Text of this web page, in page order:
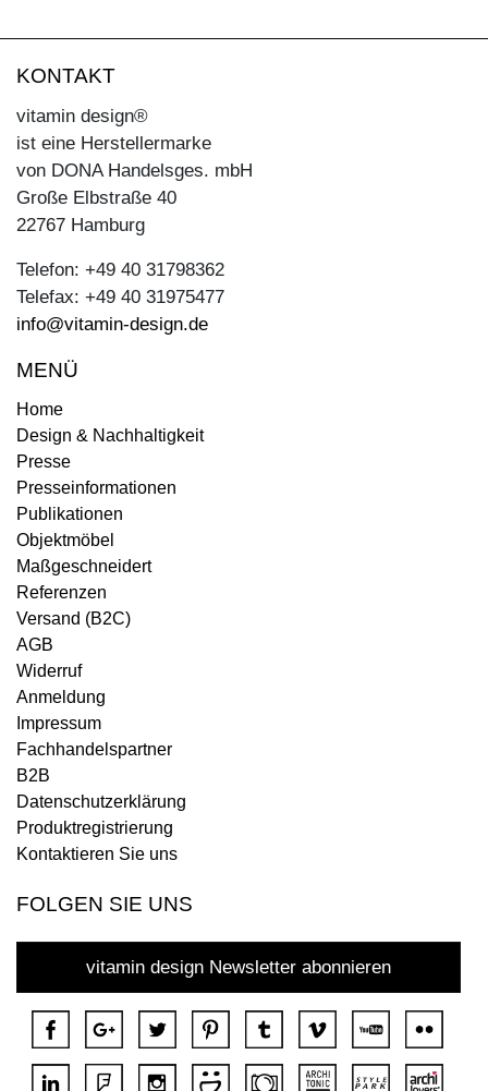
KONTAKT
vitamin design®
ist eine Herstellermarke
von DONA Handelsges. mbH
Große Elbstraße 40
22767 Hamburg
Telefon: +49 40 31798362
Telefax: +49 40 31975477
info@vitamin-design.de
MENÜ
Home
Design & Nachhaltigkeit
Presse
Presseinformationen
Publikationen
Objektmöbel
Maßgeschneidert
Referenzen
Versand (B2C)
AGB
Widerruf
Anmeldung
Impressum
Fachhandelspartner
B2B
Datenschutzerklärung
Produktregistrierung
Kontaktieren Sie uns
FOLGEN SIE UNS
vitamin design Newsletter abonnieren